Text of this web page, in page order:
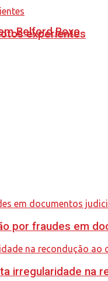
Belford Roxo
experientes
por fraudes em
irregularidade na